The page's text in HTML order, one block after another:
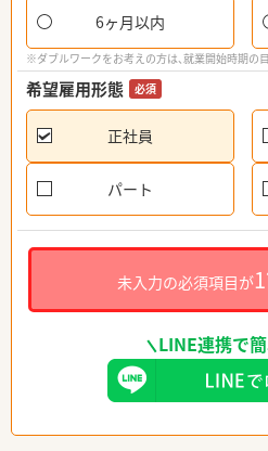
6ヶ月以内
※ダブルワークをお考えの方は、就業開始時期の
希望雇用形態 必須
正社員
パート
未入力の必須項目が
LINE連携で簡